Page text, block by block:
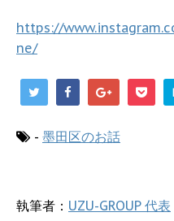
https://
ne/
- 墨田区のお話
執筆者： UZU-GROUP 代表